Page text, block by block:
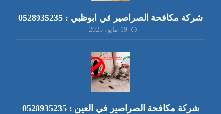
شركة مكافحة الصراصير في ابوظبي : 0528935235
19 مايو، 2025
شركة مكافحة الصراصير في العين : 0528935235